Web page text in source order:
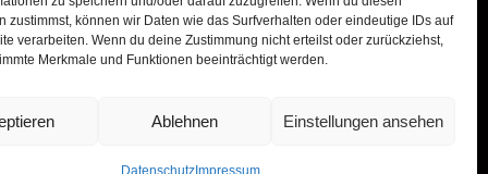
zustimmst, können wir Daten wie das Surfverhalten oder eindeutige IDs auf
verarbeiten. Wenn du deine Zustimmung nicht erteilst oder zurückziehst,
Merkmale und Funktionen beeinträchtigt werden.
Ablehnen Einstellungen ansehen
DatenschutzImpressum
diesen Inhalt zu aktivieren